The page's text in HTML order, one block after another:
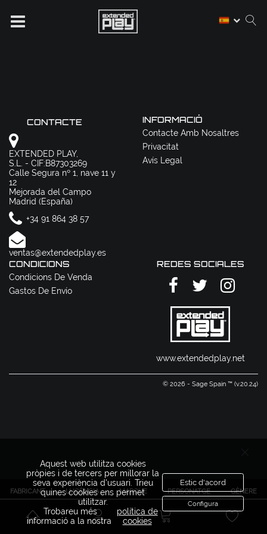
FABRICANT LLICÈNCIA MARQUE PERSONATGE GÈNERE
CONTACTE
EXTENDED PLAY,
S.L. - CIF:B87303269
Calle Segura nº 1, nave 11 y
12
Mejorada del Campo
Madrid (España)
+34 91 864 38 57
ventas@extendedplay.es
INFORMACIÓ
Contacte Amb Nosaltres
Privacitat
Avís Legal
CONDICIONS
Condicions De Venda
Gastos De Envío
REDES SOCIALES
www.extendedplay.net
© 2026 - Sage Spain ™ (v.20.24)
Aquest web utilitza cookies
pròpies i de tercers per millorar la
seva experiència d'usuari. Trieu
quines cookies ens permet
utilitzar.
Trobareu més
informació a la nostra
política de
cookies
Estic d'acord
Configura